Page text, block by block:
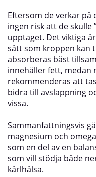
Eftersom de verkar på
ingen risk att de skulle
upptaget. Det viktiga
sätt som kroppen kan
absorberas bäst
innehåller fett, medan
rekommenderas att
bidra till avslappning
vissa.
Sammanfattningsvis
magnesium och
som en del av en
som vill stödja både
kärlhälsa.